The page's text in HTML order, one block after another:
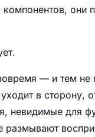
компонентов,
— и тем не
в сторону,
невидимые для
размывают